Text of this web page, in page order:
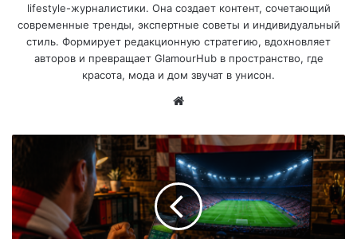
lifestyle-журналистики. Она создает контент, сочетающий
современные тренды, экспертные советы и индивидуальный
стиль. Формирует редакционную стратегию, вдохновляет
авторов и превращает GlamourHub в пространство, где
красота, мода и дом звучат в унисон.